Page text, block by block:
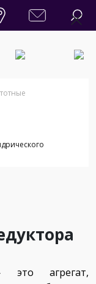
агрегат,